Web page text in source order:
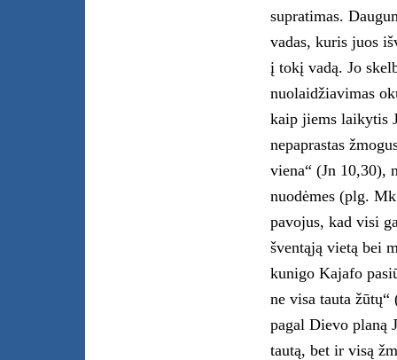
supratimas.
vadas, kuris juos
į tokį vadą. Jo
nuolaidžiavimas
kaip jiems laikytis
nepaprastas
viena“ (Jn 10,30),
nuodėmes (plg.
pavojus, kad visi
šventąją vietą bei
kunigo Kajafo
ne visa tauta
pagal Dievo planą
tautą, bet ir visą